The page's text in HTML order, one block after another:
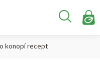
Hledat
konopí recept